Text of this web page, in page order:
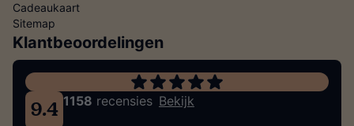
Cadeaukaart
Sitemap
Klantbeoordelingen
9.4 1158 recensies Bekijk